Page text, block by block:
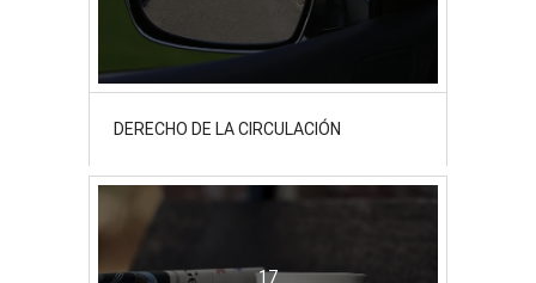
DERECHO DE LA CIRCULACIÓN
17